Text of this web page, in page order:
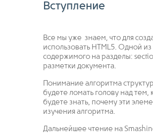
Вступление
Все мы уже знаем, что для
использовать HTML5. Одной
содержимого на разделы:
разметки документа.
Понимание алгоритма
будете ломать голову над тем,
будете знать, почему эти
изучения алгоритма.
Дальнейшее чтение на